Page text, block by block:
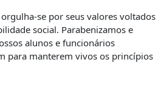
se por seus valores voltados
social. Parabenizamos e
alunos e funcionários
para manterem vivos os princípios